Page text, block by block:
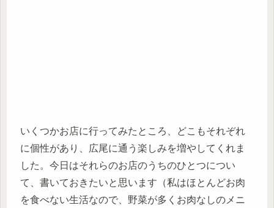
いくつかお店に行ってみたところ、どこもそれぞれ
に個性があり、広尾に通う楽しみを増やしてくれま
した。今日はそれらのお店のうちのひとつについ
て、書いておきたいと思います（私はほとんどお肉
を食べない生活なので、野菜が多くお肉なしのメニ